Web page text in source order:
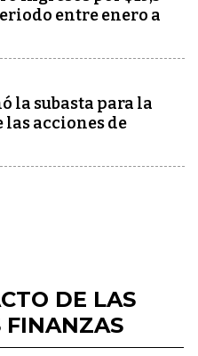
entre enero a
la subasta para la
las acciones de
DE LAS
FINANZAS